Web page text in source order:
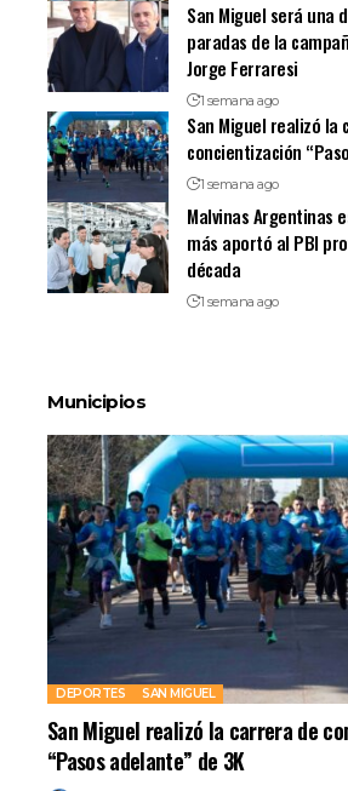
San Miguel será una
paradas de la
Jorge Ferraresi
1 semana ago
San Miguel realizó la
concientización
1 semana ago
Malvinas Argentinas
más aportó al PBI
década
1 semana ago
Municipios
DEPORTES SAN MIGUEL
San Miguel realizó la carrera de
“Pasos adelante” de 3K